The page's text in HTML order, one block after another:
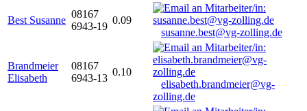
Best Susanne
08167
6943-19
0.09
susanne.best@vg-zolling.de
Brandmeier
Elisabeth
08167
6943-13
0.10
elisabeth.brandmeier@vg-
zolling.de